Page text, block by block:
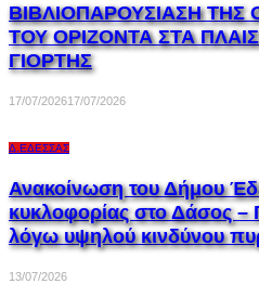
ΒΙΒΛΙΟΠΑΡΟΥΣΙΑΣΗ ΤΗΣ
ΤΟΥ ΟΡΙΖΟΝΤΑ ΣΤΑ
ΓΙΟΡΤΗΣ
17/07/202617/07/2026
Δ.ΈΔΕΣΣΑΣ
Ανακοίνωση του Δήμου
κυκλοφορίας στο Δάσος
λόγω υψηλού κινδύνου
13/07/2026